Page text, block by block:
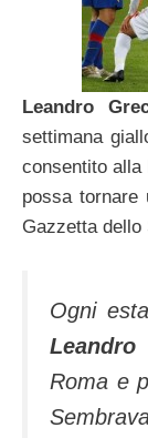
Leandro
settimana
consentito alla
possa tornare
Gazzetta dello
Ogni
Leandro
Roma e